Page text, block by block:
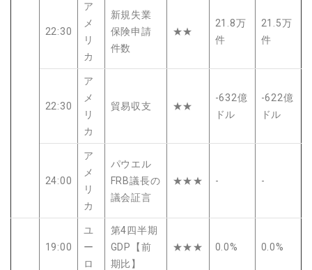
22:30
ア
メ
リ
カ
新規失業
保険申請
件数
★★
21.8万
件
21.5万
件
22:30
ア
メ
リ
カ
貿易収支 ★★
-632億
ドル
-622億
ドル
24:00
ア
メ
リ
カ
パウエル
FRB議長の
議会証言
★★★ - -
19:00
ユ
ー
ロ
第4四半期
GDP【前
期比】
★★★ 0.0% 0.0%